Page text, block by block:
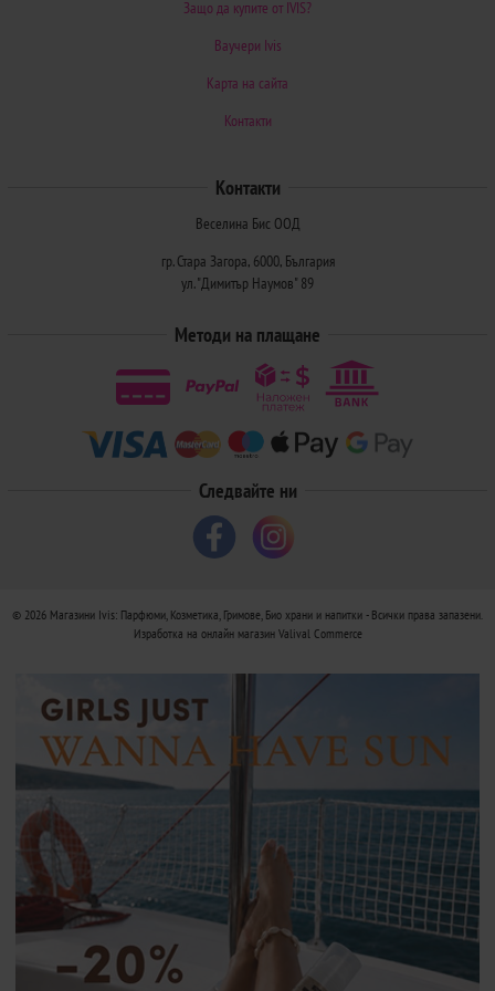
Защо да купите от IVIS?
Ваучери Ivis
Карта на сайта
Контакти
Контакти
Веселина Бис ООД
гр. Стара Загора, 6000, България
ул. "Димитър Наумов" 89
Методи на плащане
Следвайте ни
© 2026 Магазини Ivis: Парфюми, Козметика, Гримове, Био храни и напитки - Всички права запазени.
Изработка на онлайн магазин Valival Commerce